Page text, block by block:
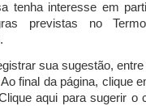
tenha interesse em
previstas no
sua sugestão, entre
final da página, clique
aqui para sugerir o